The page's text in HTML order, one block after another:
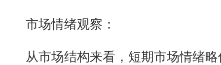
市场情绪观察：
从市场结构来看，短期市场情绪略